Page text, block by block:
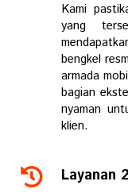
Kami
yang
bengkel
armada
bagian
nyaman
klien.
Layanan